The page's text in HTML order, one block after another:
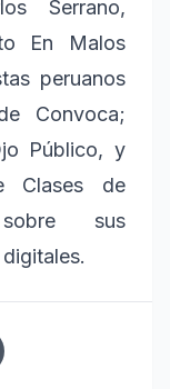
Serrano,
En Malos
peruanos
Convoca;
Público, y
Clases de
sus